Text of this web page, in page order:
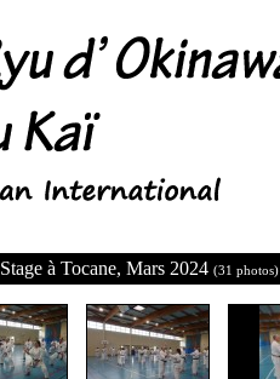
Stage à Tocane, Mars 2024 (31 photos)